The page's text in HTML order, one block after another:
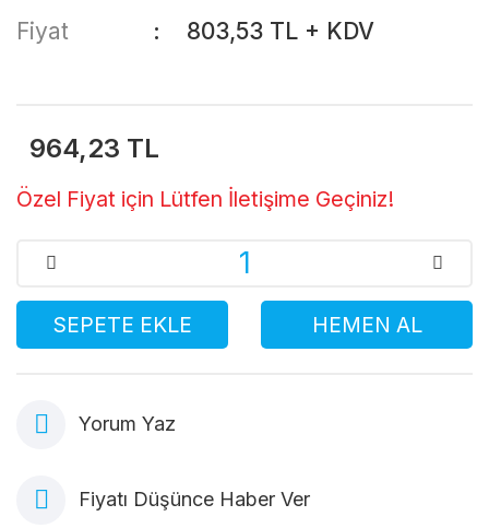
Fiyat
803,53 TL + KDV
964,23 TL
Özel Fiyat için Lütfen İletişime Geçiniz!
SEPETE EKLE HEMEN AL
Yorum Yaz
Fiyatı Düşünce Haber Ver